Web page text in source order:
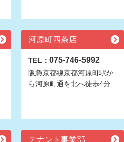
河原町四条店
TEL： 075-746-5992
阪急京都線京都河原町駅か
ら河原町通を北へ徒歩4分
テナント事業部